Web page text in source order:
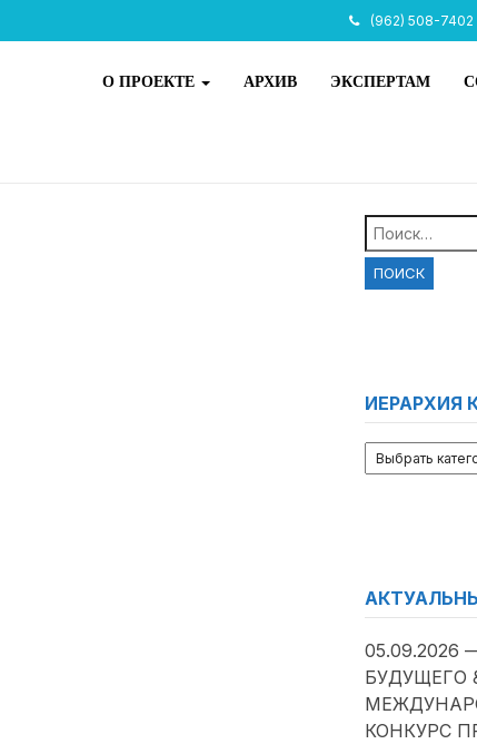
(962) 508-7402
О ПРОЕКТЕ АРХИВ ЭКСПЕРТАМ
Найти:
ИЕРАРХИЯ
05.09.2026
БУДУЩЕГО
КОНКУРС